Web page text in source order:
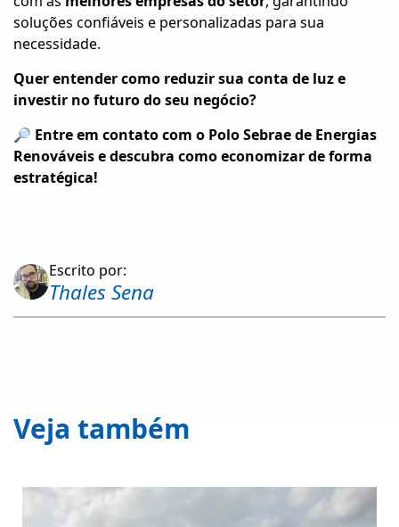
soluções confiáveis e personalizadas para sua
necessidade.
Quer entender como reduzir sua conta de luz e
investir no futuro do seu negócio?
🔎 Entre em contato com o Polo Sebrae de Energias
Renováveis e descubra como economizar de forma
estratégica!
Escrito por:
Thales Sena
Veja também